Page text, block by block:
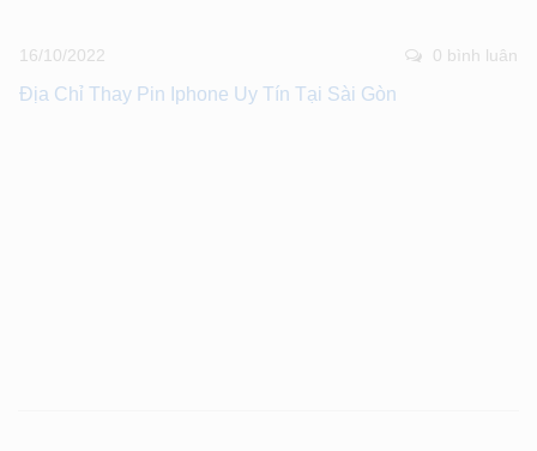
16/10/2022 0 bình luân
Địa Chỉ Thay Pin Iphone Uy Tín Tại Sài Gòn